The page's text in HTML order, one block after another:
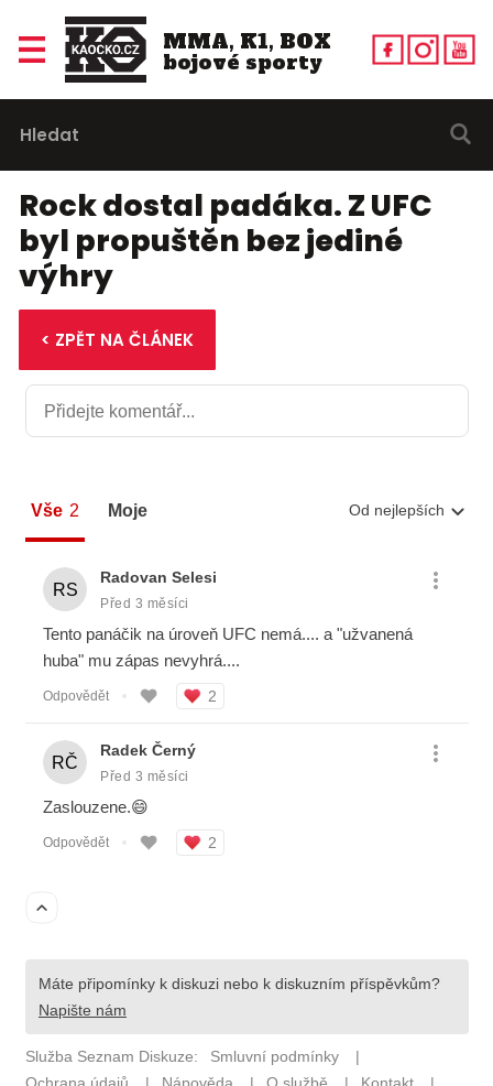
MMA, K1, BOX
bojové sporty
Rock dostal padáka. Z UFC
byl propuštěn bez jediné
výhry
< ZPĚT NA ČLÁNEK